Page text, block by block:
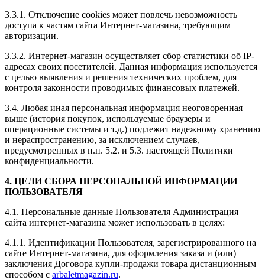
3.3.1. Отключение cookies может повлечь невозможность
доступа к частям сайта Интернет-магазина, требующим
авторизации.
3.3.2. Интернет-магазин осуществляет сбор статистики об IP-
адресах своих посетителей. Данная информация используется
с целью выявления и решения технических проблем, для
контроля законности проводимых финансовых платежей.
3.4. Любая иная персональная информация неоговоренная
выше (история покупок, используемые браузеры и
операционные системы и т.д.) подлежит надежному хранению
и нераспространению, за исключением случаев,
предусмотренных в п.п. 5.2. и 5.3. настоящей Политики
конфиденциальности.
4. ЦЕЛИ СБОРА ПЕРСОНАЛЬНОЙ ИНФОРМАЦИИ
ПОЛЬЗОВАТЕЛЯ
4.1. Персональные данные Пользователя Администрация
сайта интернет-магазина может использовать в целях:
4.1.1. Идентификации Пользователя, зарегистрированного на
сайте Интернет-магазина, для оформления заказа и (или)
заключения Договора купли-продажи товара дистанционным
способом с arbaletmagazin.ru.